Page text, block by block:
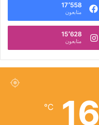
17٬558
متابعون
15٬628
متابعون
16
℃